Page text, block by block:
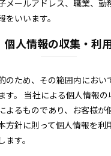
メールアドレス、職業、勤
いいます。
個人情報の収集・利
のため、その範囲内におい
す。 当社による個人情報
よるものであり、お客様が
方針に則って個人情報を利
す。